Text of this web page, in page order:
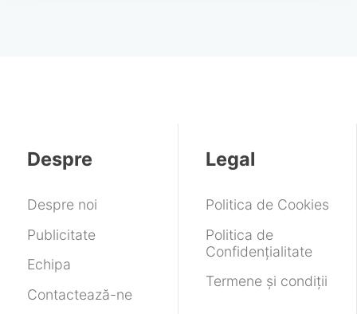
Despre
Despre noi
Publicitate
Echipa
Contactează-ne
Legal
Politica de Cookies
Politica de
Confidențialitate
Termene și condiții